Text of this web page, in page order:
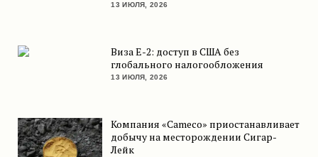
13 ИЮЛЯ, 2026
Виза E-2: доступ в США без
глобального налогообложения
13 ИЮЛЯ, 2026
Компания «Cameco» приостанавливает
добычу на месторождении Сигар-
Лейк